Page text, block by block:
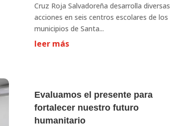
Cruz Roja Salvadoreña desarrolla diversas
acciones en seis centros escolares de los
municipios de Santa...
leer más
Evaluamos el presente para
fortalecer nuestro futuro
humanitario